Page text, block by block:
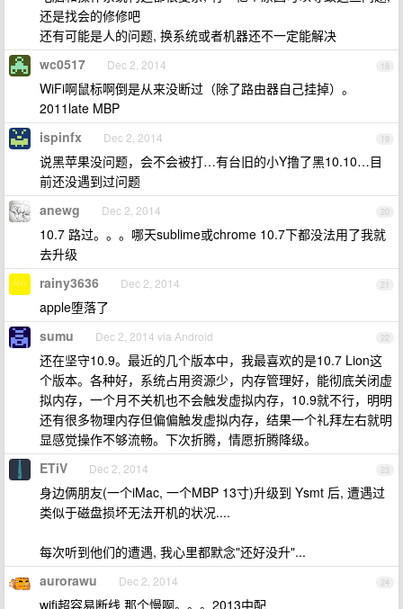
还是找会的修修吧
还有可能是人的问题, 换系统或者机器还不一定能解决
18
wc0517 Dec 2, 2014
WiFi啊鼠标啊倒是从来没断过（除了路由器自己挂掉）。
2011late MBP
19
ispinfx Dec 2, 2014
说黑苹果没问题，会不会被打…有台旧的小Y撸了黑10.10…目
前还没遇到过问题
20
anewg Dec 2, 2014
10.7 路过。。。哪天sublime或chrome 10.7下都没法用了我就
去升级
21
rainy3636 Dec 2, 2014
apple堕落了
22
sumu Dec 2, 2014 via Android
还在坚守10.9。最近的几个版本中，我最喜欢的是10.7 Lion这
个版本。各种好，系统占用资源少，内存管理好，能彻底关闭虚
拟内存，一个月不关机也不会触发虚拟内存，10.9就不行，明明
还有很多物理内存但偏偏触发虚拟内存，结果一个礼拜左右就明
显感觉操作不够流畅。下次折腾，情愿折腾降级。
23
ETiV Dec 2, 2014
身边俩朋友(一个iMac, 一个MBP 13寸)升级到 Ysmt 后, 遭遇过
类似于磁盘损坏无法开机的状况....
每次听到他们的遭遇, 我心里都默念"还好没升"...
24
aurorawu Dec 2, 2014
wifi超容易断线 那个慢啊。。。2013中配